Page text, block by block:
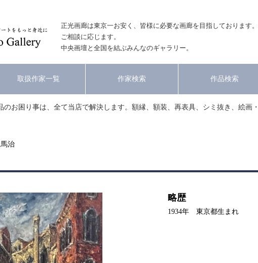
正光画廊は東京一お安く、皆様に必要な画廊を目指しております
ご相談に応じます。
中央画壇と全国を結ぶみんなのギャラリー。
取扱作家一覧 作家検索 作品検索
のお困り事は、全て当店で解決します。額縁、額装、再表具、シミ抜き、絵画
治
略歴
1934年 東京都生まれ